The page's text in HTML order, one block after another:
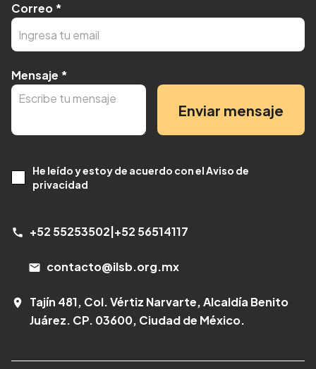
Correo*
Mensaje *
Enviar mensaje
He leído y estoy de acuerdo con el Aviso de
privacidad
call +52 55253502 +52 56514117
email contacto@ilsb.org.mx
room
Tajín 481, Col. Vértiz Narvarte, Alcaldía Benito
Juárez. CP. 03600, Ciudad de México.